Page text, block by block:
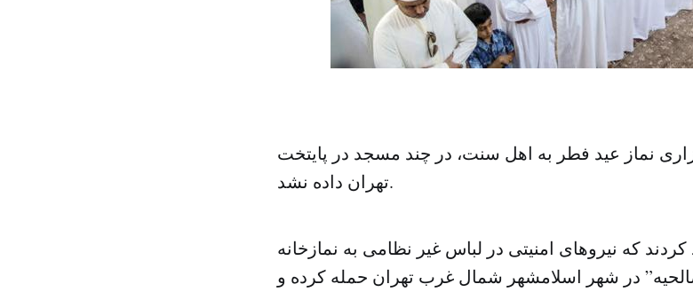
نماز عید فطر به اهل سنت، در چند مسجد در پایتخت
تهران داده نشد.
کردند که نیروهای امنیتی در لباس غیر نظامی به نمازخانه
در شهر اسلامشهر شمال غرب تهران حمله کرده و